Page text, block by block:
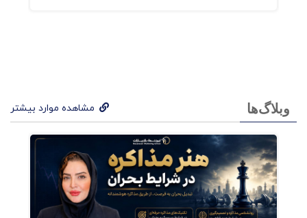
وبلاگ‌ها مشاهده موارد بیشتر